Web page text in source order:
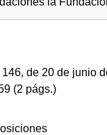
146, de 20 de junio
(2 págs.)